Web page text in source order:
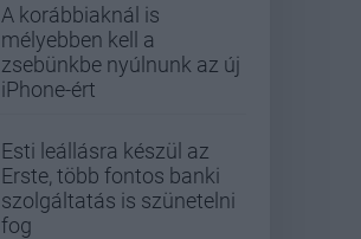
A korábbiaknál is
mélyebben kell a
zsebünkbe nyúlnunk az új
iPhone-ért
Esti leállásra készül az
Erste, több fontos banki
szolgáltatás is szünetelni
fog